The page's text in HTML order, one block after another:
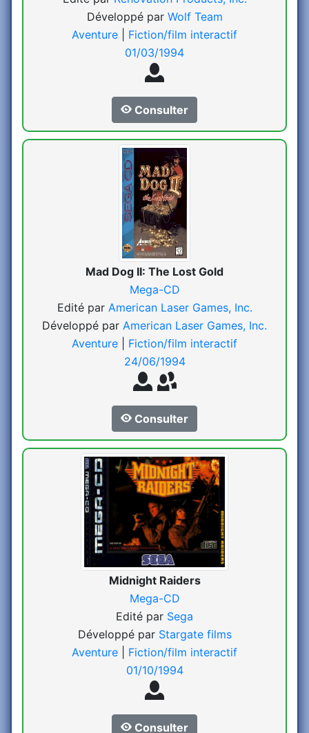
Développé par Wolf Team
Aventure
Fiction/film interactif
01/03/1994
Consulter
Mad Dog II: The Lost Gold
Mega-CD
Edité par American Laser Games, Inc.
Développé par American Laser Games, Inc.
Aventure
Fiction/film interactif
24/06/1994
Consulter
Midnight Raiders
Mega-CD
Edité par Sega
Développé par Stargate films
Aventure
Fiction/film interactif
01/10/1994
Consulter